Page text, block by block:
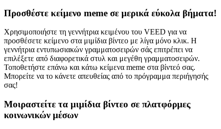
Προσθέστε κείμενο meme σε μερικά εύκολα βήματα!
Χρησιμοποιήστε τη γεννήτρια κειμένου του VEED για να
προσθέσετε κείμενο στα μιμίδια βίντεο με λίγα μόνο κλικ. Η
γεννήτρια εντυπωσιακών γραμματοσειρών σάς επιτρέπει να
επιλέξετε από διαφορετικά στυλ και μεγέθη γραμματοσειρών.
Τοποθετήστε επάνω και κάτω κείμενα meme στα βίντεό σας.
Μπορείτε να το κάνετε απευθείας από το πρόγραμμα περιήγησής
σας!
Μοιραστείτε τα μιμίδια βίντεο σε πλατφόρμες
κοινωνικών μέσων